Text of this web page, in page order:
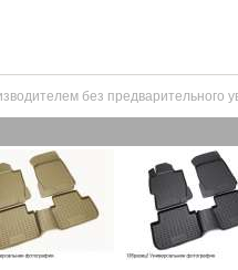
без предварительного